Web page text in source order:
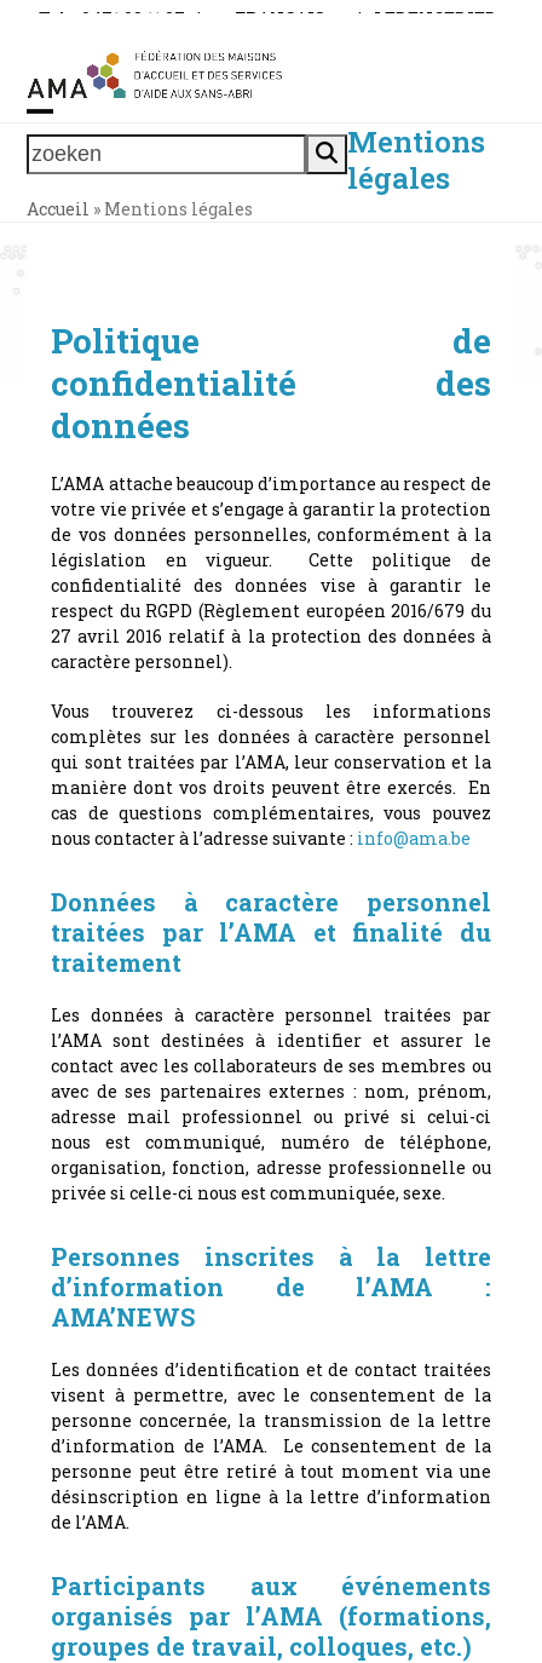
SkipTel. : 0471 38 11 37 | FRANÇAIS | LEDENGEBIED
zoeken
Open
mobile
menu
Close
mobile
menu
Mentions
légales
Accueil » Mentions légales
Politique de
confidentialité des
données
L’AMA attache beaucoup d’importance au respect de
votre vie privée et s’engage à garantir la protection
de vos données personnelles, conformément à la
législation en vigueur. Cette politique de
confidentialité des données vise à garantir le
respect du RGPD (Règlement européen 2016/679 du
27 avril 2016 relatif à la protection des données à
caractère personnel).
Vous trouverez ci-dessous les informations
complètes sur les données à caractère personnel
qui sont traitées par l’AMA, leur conservation et la
manière dont vos droits peuvent être exercés. En
cas de questions complémentaires, vous pouvez
nous contacter à l’adresse suivante : info@ama.be
Données à caractère personnel
traitées par l’AMA et finalité du
traitement
Les données à caractère personnel traitées par
l’AMA sont destinées à identifier et assurer le
contact avec les collaborateurs de ses membres ou
avec de ses partenaires externes : nom, prénom,
adresse mail professionnel ou privé si celui-ci
nous est communiqué, numéro de téléphone,
organisation, fonction, adresse professionnelle ou
privée si celle-ci nous est communiquée, sexe.
Personnes inscrites à la lettre
d’information de l’AMA :
AMA’NEWS
Les données d’identification et de contact traitées
visent à permettre, avec le consentement de la
personne concernée, la transmission de la lettre
d’information de l’AMA. Le consentement de la
personne peut être retiré à tout moment via une
désinscription en ligne à la lettre d’information
de l’AMA.
Participants aux événements
organisés par l’AMA (formations,
groupes de travail, colloques, etc.)